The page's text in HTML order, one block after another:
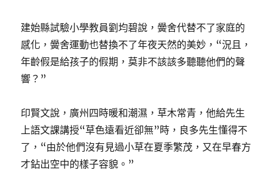
建始縣試驗小學教員劉均碧說，黌舍代替不了家庭的
感化，黌舍運動也替換不了年夜天然的美妙，“況且，
年齡假是給孩子的假期，莫非不該該多聽聽他們的聲
響？”
印賢文說，廣州四時暖和潮濕，草木常青，他給先生
上語文課講授“草色遠看近卻無”時，良多先生懂得不
了，“由於他們沒有見過小草在夏季繁茂，又在早春方
才鉆出空中的樣子容貌。”